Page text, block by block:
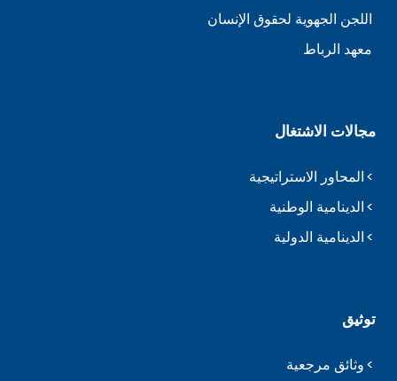
اللجن الجهوية لحقوق الإنسان
معهد الرباط
مجالات الاشتغال
المحاور الاستراتيجية
الدينامية الوطنية
الدينامية الدولية
توثيق
وثائق مرجعية